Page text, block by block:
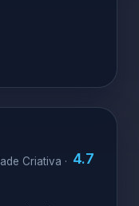
Criativa · 4.7